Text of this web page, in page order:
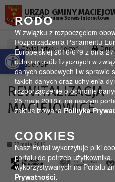
Otwórz pasek narzędzi
RODO
W związku z rozpoczęciem
Rozporządzenia Parlamentu
Europejskiej 2016/679 z dnia
ochrony osób fizycznych w
danych osobowych i w sprawie
takich danych oraz uchylenia
rozporządzenie o ochronie
25 maja 2018 r. na naszym
zaktualizowanaPolityka
COOKIES
Nasz Portal wykorzytuje pliki
portalu do potrzeb
wykorzystywanych na Portalu
Prywatności.
URZĄD GMINY
Oficjalny gminny Serwis Internetowy
Czytaj artykuł (lektor)
formacie PDF
MACIEJOWICE
27 maja 2016